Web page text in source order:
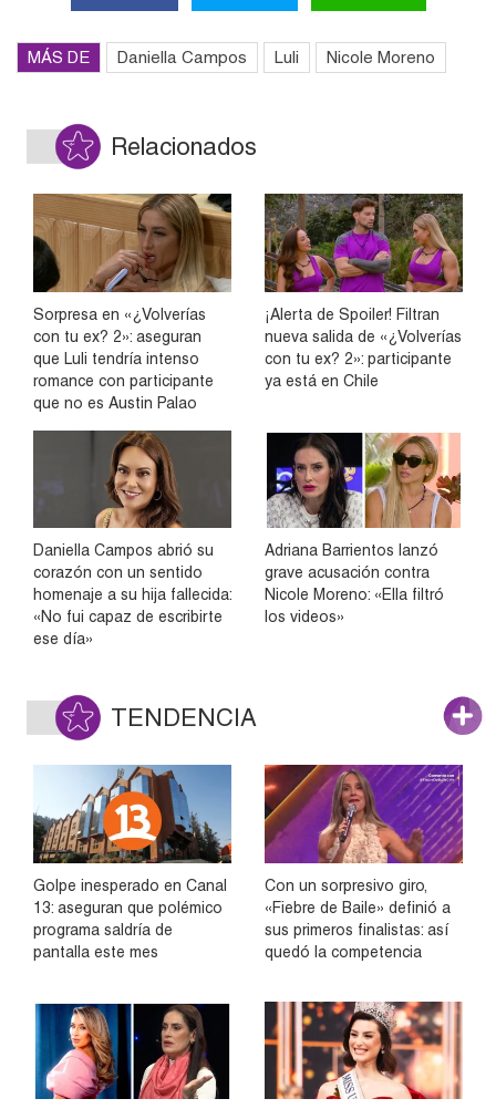
MÁS DE Daniella Campos Luli Nicole Moreno
Relacionados
Sorpresa en «¿Volverías
con tu ex? 2»: aseguran
que Luli tendría intenso
romance con participante
que no es Austin Palao
¡Alerta de Spoiler! Filtran
nueva salida de «¿Volverías
con tu ex? 2»: participante
ya está en Chile
Daniella Campos abrió su
corazón con un sentido
homenaje a su hija fallecida:
«No fui capaz de escribirte
ese día»
Adriana Barrientos lanzó
grave acusación contra
Nicole Moreno: «Ella filtró
los videos»
TENDENCIA
Golpe inesperado en Canal
13: aseguran que polémico
programa saldría de
pantalla este mes
Con un sorpresivo giro,
«Fiebre de Baile» definió a
sus primeros finalistas: así
quedó la competencia